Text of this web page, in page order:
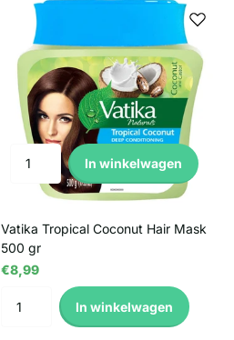
In winkelwagen
Vatika Tropical Coconut Hair Mask
500 gr
€8,99
In winkelwagen